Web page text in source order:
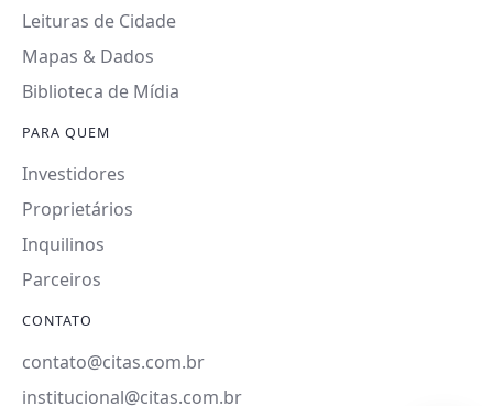
Leituras de Cidade
Mapas & Dados
Biblioteca de Mídia
PARA QUEM
Investidores
Proprietários
Inquilinos
Parceiros
CONTATO
contato@citas.com.br
institucional@citas.com.br